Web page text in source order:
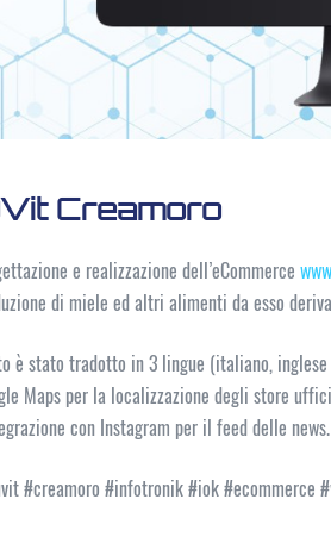
Creamoro
e realizzazione dell’eCommerce
di miele ed altri alimenti da esso
è stato tradotto in 3 lingue (italiano,
Maps per la localizzazione degli store
con Instagram per il feed delle news.
#creamoro #infotronik #iok #ecommerce